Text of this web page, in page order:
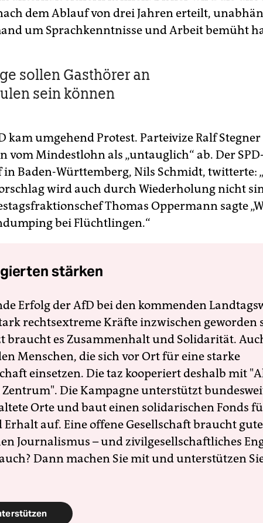
dem Ablauf von drei Jahren erteilt,
um Sprachkenntnisse und Arbeit bemüht
sollen Gasthörer an
sein können
kam umgehend Protest. Parteivize Ralf
vom Mindestlohn als „untauglich“ ab. Der SPD-
in Baden-Württemberg, Nils Schmidt, twitterte:
wird auch durch Wiederholung nicht
Thomas Oppermann sagte
bei Flüchtlingen.“
stärken
Erfolg der AfD bei den kommenden
rechtsextreme Kräfte inzwischen geworden
braucht es Zusammenhalt und Solidarität.
Menschen, die sich vor Ort für eine starke
einsetzen. Die taz kooperiert deshalb mit
Die Kampagne unterstützt
Orte und baut einen solidarischen Fonds
Erhalt auf. Eine offene Gesellschaft braucht
Journalismus – und zivilgesellschaftliches
Dann machen Sie mit und unterstützen